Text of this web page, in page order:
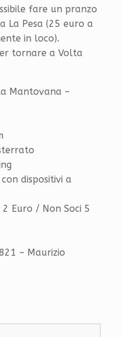
fare un pranzo
La Pesa (25 euro a
in loco).
tornare a Volta
Mantovana –
dispositivi a
2 Euro / Non Soci 5
– Maurizio